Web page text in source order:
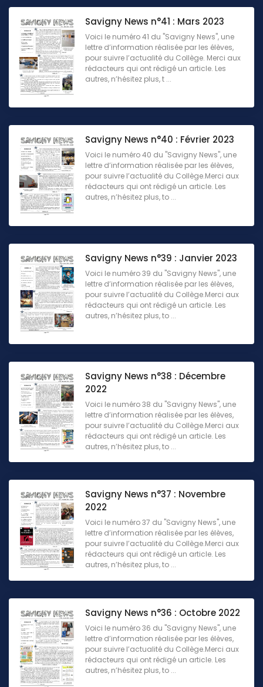
Savigny News n°41 : Mars 2023
Voici le numéro 41 du "Savigny News", une
lettre d’information réalisée par les élèves,
pour suivre l’actualité du Collège. Merci aux
rédacteurs qui ont rédigé un article. Les
autres, n’hésitez plus, t ...
Savigny News n°40 : Février 2023
Voici le numéro 40 du "Savigny News", une
lettre d’information réalisée par les élèves,
pour suivre l’actualité du Collège.Merci aux
rédacteurs qui ont rédigé un article. Les
autres, n’hésitez plus, to ...
Savigny News n°39 : Janvier 2023
Voici le numéro 39 du "Savigny News", une
lettre d’information réalisée par les élèves,
pour suivre l’actualité du Collège.Merci aux
rédacteurs qui ont rédigé un article. Les
autres, n’hésitez plus, to ...
Savigny News n°38 : Décembre
2022
Voici le numéro 38 du "Savigny News", une
lettre d’information réalisée par les élèves,
pour suivre l’actualité du Collège.Merci aux
rédacteurs qui ont rédigé un article. Les
autres, n’hésitez plus, to ...
Savigny News n°37 : Novembre
2022
Voici le numéro 37 du "Savigny News", une
lettre d’information réalisée par les élèves,
pour suivre l’actualité du Collège.Merci aux
rédacteurs qui ont rédigé un article. Les
autres, n’hésitez plus, to ...
Savigny News n°36 : Octobre 2022
Voici le numéro 36 du "Savigny News", une
lettre d’information réalisée par les élèves,
pour suivre l’actualité du Collège.Merci aux
rédacteurs qui ont rédigé un article. Les
autres, n’hésitez plus, to ...